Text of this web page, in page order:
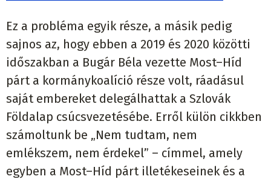
Ez a probléma egyik része, a másik pedig
sajnos az, hogy ebben a 2019 és 2020 közötti
időszakban a Bugár Béla vezette Most–Híd
párt a kormánykoalíció része volt, ráadásul
saját embereket delegálhattak a Szlovák
Földalap csúcsvezetésébe. Erről külön cikkben
számoltunk be „Nem tudtam, nem
emlékszem, nem érdekel” – címmel, amely
egyben a Most–Híd párt illetékeseinek és a